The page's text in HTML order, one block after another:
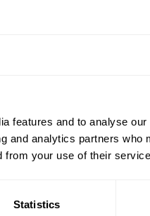
features and to analyse
and analytics partners who
from your use of their
Statistics
...